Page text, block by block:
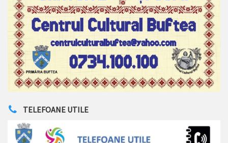
TELEFOANE UTILE